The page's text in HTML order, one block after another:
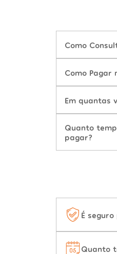
Como
Como Pagar
Em quantas
Quanto
pagar?
É
Quanto